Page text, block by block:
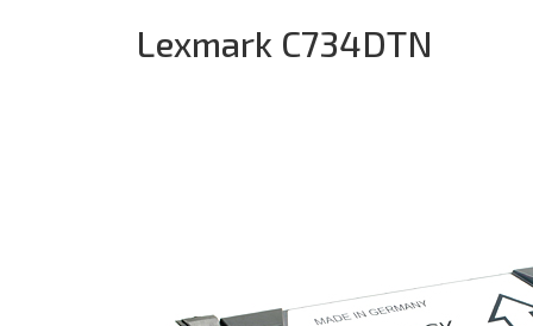
Lexmark C734DTN